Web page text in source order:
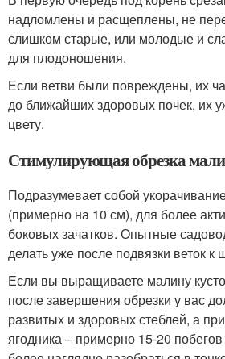
надломлены и расщеплены, не
слишком старые, или молодые и
для плодоношения.
Если ветви были повреждены, их
до ближайших здоровых почек, их
цвету.
Стимулирующая обрезка
Подразумевает собой
(примерно на 10 см), для более
боковых зачатков. Опытные
делать уже после подвязки веток к
Если вы выращиваете малину
после завершения обрезки у вас
развитых и здоровых стеблей, а
ягодника – примерно 15-20